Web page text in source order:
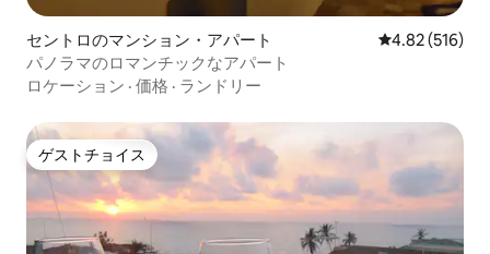
セントロのマンション・アパート レビュー516
4.82 (516)
パノラマのロマンチックなアパート
ロケーション · 価格 · ランドリー
ゲストチョイス
ゲストチョイス